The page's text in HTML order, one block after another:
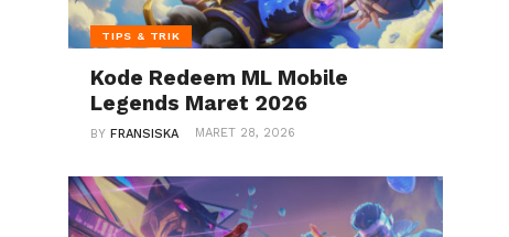
TIPS & TRIK
Kode Redeem ML Mobile
Legends Maret 2026
BYFRANSISKA MARET 28, 2026